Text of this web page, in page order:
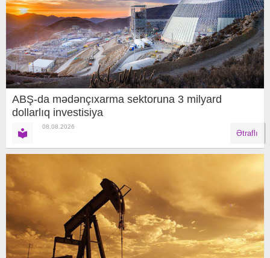
ABŞ-da mədənçıxarma sektoruna 3 milyard
dollarlıq investisiya
08.08.2026
Ətraflı